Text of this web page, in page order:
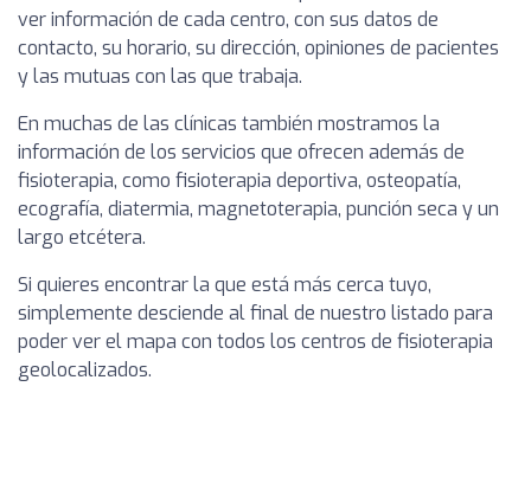
ver información de cada centro, con sus datos de
contacto, su horario, su dirección, opiniones de pacientes
y las mutuas con las que trabaja.
En muchas de las clínicas también mostramos la
información de los servicios que ofrecen además de
fisioterapia, como fisioterapia deportiva, osteopatía,
ecografía, diatermia, magnetoterapia, punción seca y un
largo etcétera.
Si quieres encontrar la que está más cerca tuyo,
simplemente desciende al final de nuestro listado para
poder ver el mapa con todos los centros de fisioterapia
geolocalizados.